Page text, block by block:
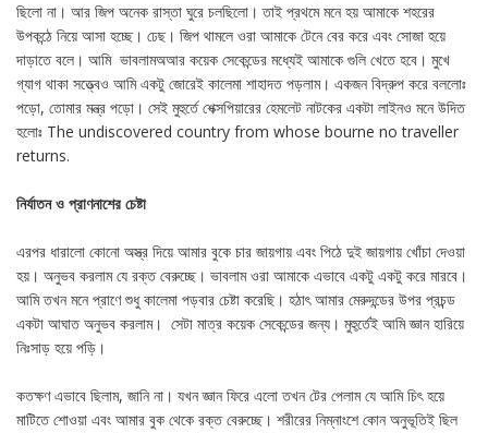
ছিলো না। আর জিপ অনেক রাস্তা ঘুরে চলছিলো। তাই প্রথমে মনে হয় আমাকে শহরের
উপকন্ঠে নিয়ে আসা হচ্ছে। ঢেছ। জিপ থামলে ওরা আমাকে টেনে বের করে এবং সোজা হয়ে
দাড়াতে বলে। আমি ভাবলামঅআর কয়েক সেকেন্ডের মধ্যেই আমাকে গুলি খেতে হবে। মুখে
গ্যাগ থাকা সত্ত্বেও আমি একটু জোরেই কালেমা শাহাদত পড়লাম। একজন বিদ্রুপ করে বললোঃ
পড়ো, তোমার মন্ত্র পড়ো। সেই মুহুর্তে শেক্সপিয়ারের হেমলেট নাটকের একটা লাইনও মনে উদিত
হলোঃ The undiscovered country from whose bourne no traveller
returns.
নির্যাতন ও প্রাণনাশের চেষ্টা
এরপর ধারালো কোনো অস্ত্র দিয়ে আমার বুকে চার জায়গায় এবং পিঠে দুই জায়গায় খোঁচা দেওয়া
হয়। অনুভব করলাম যে রক্ত বেরুচ্ছে। ভাবলাম ওরা আমাকে এভাবে একটু একটু করে মারবে।
আমি তখন মনে প্রাণে শুধু কালেমা পড়বার চেষ্টা করেছি। হঠাৎ আমার মেরুদন্ডের উপর প্রচন্ড
একটা আঘাত অনুভব করলাম। সেটা মাত্র কয়েক সেকেন্ডের জন্য। মুহু্র্তেই আমি জ্ঞান হারিয়ে
নিঃসাড় হয়ে পড়ি।
কতক্ষণ এভাবে ছিলাম, জানি না। যখন জ্ঞান ফিরে এলো তখন টের পেলাম যে আমি চিৎ হয়ে
মাটিতে শোওয়া এবং আমার বুক থেকে রক্ত বেরুচ্ছে। শরীরের নিম্নাংশে কোন অনুভূতিই ছিল